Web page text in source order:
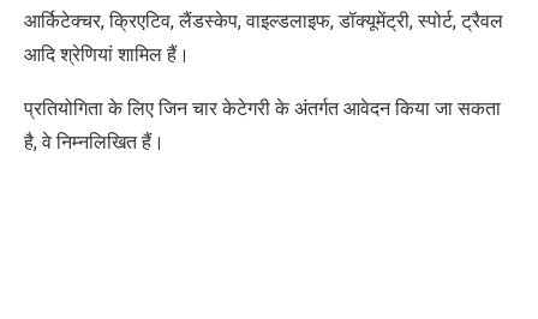
आर्किटेक्चर,क्रिएटिव,लैंडस्केप,वाइल्डलाइफ,डॉक्यूमेंट्री,स्पोर्ट,ट्रैवल
आदि श्रेणियां शामिल हैं।
प्रतियोगिता के लिए जिन चार केटेगरी के अंतर्गत आवेदन किया जा सकता
है,वे निम्नलिखित हैं।